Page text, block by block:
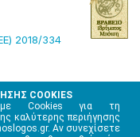
COOKIES
Cookies για τη
καλύτερης περιήγησης
Αν συνεχίσετε
2018/334
220242